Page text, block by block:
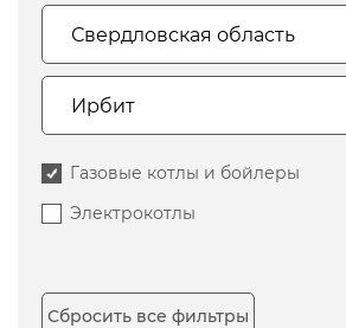
Газовые котлы и бойлеры
Электрокотлы
Сбросить все фильтры